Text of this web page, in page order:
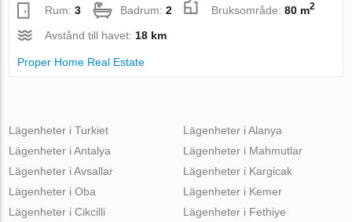
Rum:3 Badrum:2 Bruksområde:80 m2
Avstånd till havet: 18 km
Proper Home Real Estate
Lägenheter i Turkiet
Lägenheter i Antalya
Lägenheter i Avsallar
Lägenheter i Oba
Lägenheter i Cikcilli
Lägenheter i Alanya
Lägenheter i Mahmutlar
Lägenheter i Kargicak
Lägenheter i Kemer
Lägenheter i Fethiye